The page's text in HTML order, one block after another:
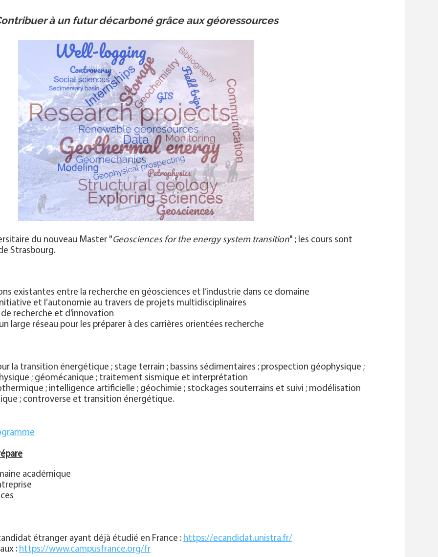
à un futur décarboné grâce aux géoressources
du nouveau Master "Geosciences for the energy system transition" ; les cours sont
Strasbourg.
existantes entre la recherche en géosciences et l’industrie dans ce domaine
et l’autonomie au travers de projets multidisciplinaires
recherche et d’innovation
large réseau pour les préparer à des carrières orientées recherche
la transition énergétique ; stage terrain ; bassins sédimentaires ; prospection géophysique ;
; géomécanique ; traitement sismique et interprétation
; intelligence artificielle ; géochimie ; stockages souterrains et suivi ; modélisation
; controverse et transition énergétique.
académique
étranger ayant déjà étudié en France : https://ecandidat.unistra.fr/
: https://www.campusfrance.org/fr